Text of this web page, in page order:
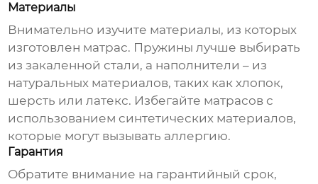
Материалы
Внимательно изучите материалы, из которых
изготовлен матрас. Пружины лучше выбирать
из закаленной стали, а наполнители – из
натуральных материалов, таких как хлопок,
шерсть или латекс. Избегайте матрасов с
использованием синтетических материалов,
которые могут вызывать аллергию.
Гарантия
Обратите внимание на гарантийный срок,